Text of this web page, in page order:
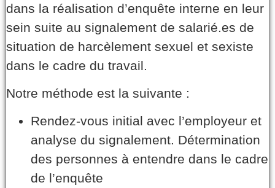
dans la réalisation d’enquête interne en leur
sein suite au signalement de salarié.es de
situation de harcèlement sexuel et sexiste
dans le cadre du travail.
Notre méthode est la suivante :
Rendez-vous initial avec l’employeur et
analyse du signalement. Détermination
des personnes à entendre dans le cadre
de l’enquête